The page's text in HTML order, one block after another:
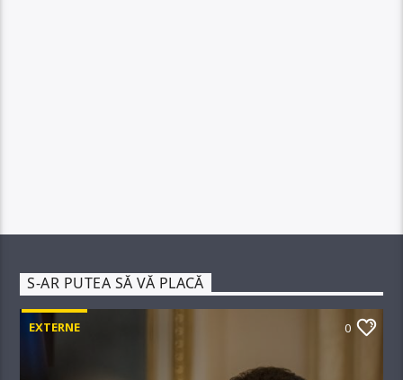
S-AR PUTEA SĂ VĂ PLACĂ
EXTERNE 0